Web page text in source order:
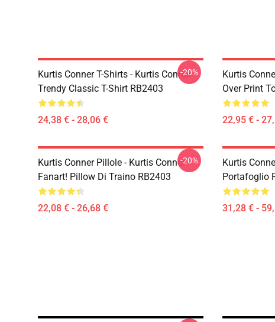
Kurtis Conner T-Shirts - Kurtis Conner
Trendy Classic T-Shirt RB2403
24,38 € - 28,06 €
-20%
Kurtis
Over Print
22,95 € -
Kurtis Conner Pillole - Kurtis Conner
Fanart! Pillow Di Traino RB2403
22,08 € - 26,68 €
-20%
Kurtis
Portafoglio
31,28 € -